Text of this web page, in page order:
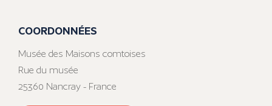
COORDONNÉES
Musée des Maisons comtoises
Rue du musée
25360 Nancray - France